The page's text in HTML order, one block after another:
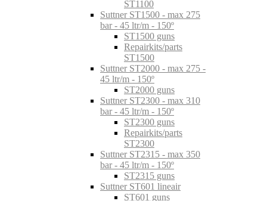
ST1100
Suttner ST1500 - max 275
bar - 45 ltr/m - 150º
ST1500 guns
Repairkits/parts
ST1500
Suttner ST2000 - max 275 -
45 ltr/m - 150º
ST2000 guns
Suttner ST2300 - max 310
bar - 45 ltr/m - 150º
ST2300 guns
Repairkits/parts
ST2300
Suttner ST2315 - max 350
bar - 45 ltr/m - 150º
ST2315 guns
Suttner ST601 lineair
ST601 guns